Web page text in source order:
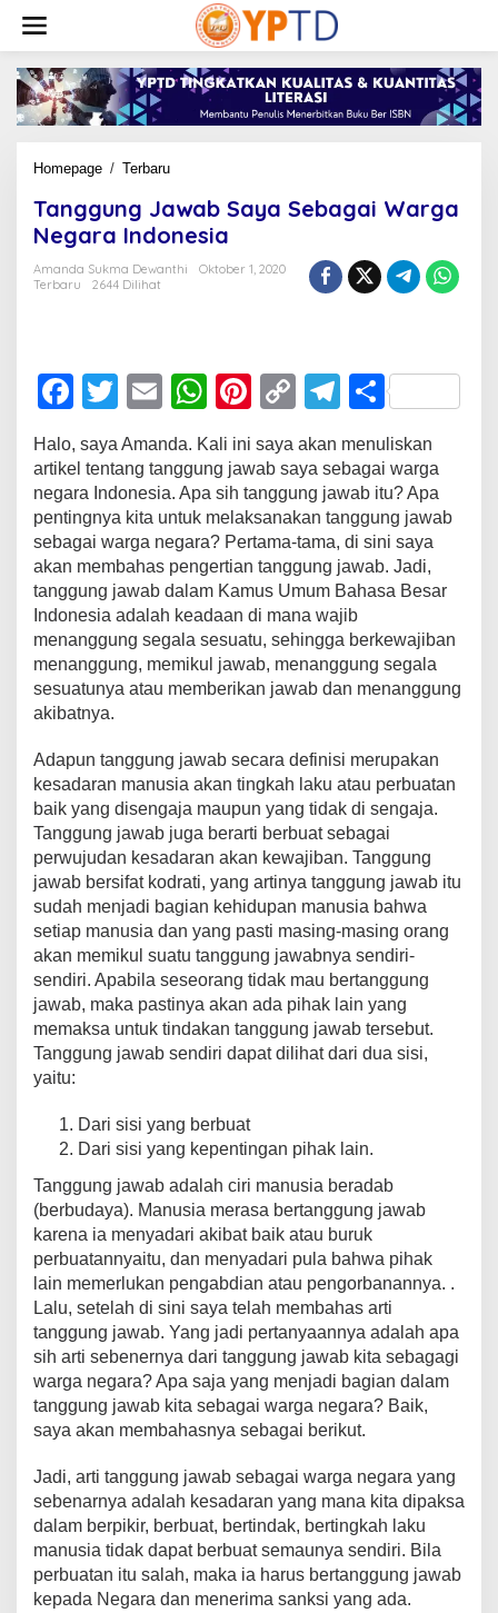
konten
Homepage / TerbaruTanggung
Saya
Sebagai
Warga
Negara
Tanggung Jawab Saya Sebagai Warga
Negara Indonesia
Amanda Sukma Dewanthi
Oktober 1, 2020
Terbaru
2644 Dilihat
F
c
e
b
o
o
k
T
wi
tt
er
E
m
ail
W
h
at
s
A
p
p
Pi
er
e
st
C
o
p
y
Li
n
k
T
e
gr
a
m
S
h
ar
e
Halo, saya Amanda. Kali ini saya akan menuliskan
artikel tentang tanggung jawab saya sebagai warga
negara Indonesia. Apa sih tanggung jawab itu? Apa
pentingnya kita untuk melaksanakan tanggung jawab
sebagai warga negara? Pertama-tama, di sini saya
akan membahas pengertian tanggung jawab. Jadi,
tanggung jawab dalam Kamus Umum Bahasa Besar
Indonesia adalah keadaan di mana wajib
menanggung segala sesuatu, sehingga berkewajiban
menanggung, memikul jawab, menanggung segala
sesuatunya atau memberikan jawab dan menanggung
akibatnya.
Adapun tanggung jawab secara definisi merupakan
kesadaran manusia akan tingkah laku atau perbuatan
baik yang disengaja maupun yang tidak di sengaja.
Tanggung jawab juga berarti berbuat sebagai
perwujudan kesadaran akan kewajiban. Tanggung
jawab bersifat kodrati, yang artinya tanggung jawab itu
sudah menjadi bagian kehidupan manusia bahwa
setiap manusia dan yang pasti masing-masing orang
akan memikul suatu tanggung jawabnya sendiri-
sendiri. Apabila seseorang tidak mau bertanggung
jawab, maka pastinya akan ada pihak lain yang
memaksa untuk tindakan tanggung jawab tersebut.
Tanggung jawab sendiri dapat dilihat dari dua sisi,
yaitu:
Dari sisi yang berbuat
Dari sisi yang kepentingan pihak lain.
Tanggung jawab adalah ciri manusia beradab
(berbudaya). Manusia merasa bertanggung jawab
karena ia menyadari akibat baik atau buruk
perbuatannyaitu, dan menyadari pula bahwa pihak
lain memerlukan pengabdian atau pengorbanannya. .
Lalu, setelah di sini saya telah membahas arti
tanggung jawab. Yang jadi pertanyaannya adalah apa
sih arti sebenernya dari tanggung jawab kita sebagagi
warga negara? Apa saja yang menjadi bagian dalam
tanggung jawab kita sebagai warga negara? Baik,
saya akan membahasnya sebagai berikut.
Jadi, arti tanggung jawab sebagai warga negara yang
sebenarnya adalah kesadaran yang mana kita dipaksa
dalam berpikir, berbuat, bertindak, bertingkah laku
manusia tidak dapat berbuat semaunya sendiri. Bila
perbuatan itu salah, maka ia harus bertanggung jawab
kepada Negara dan menerima sanksi yang ada.